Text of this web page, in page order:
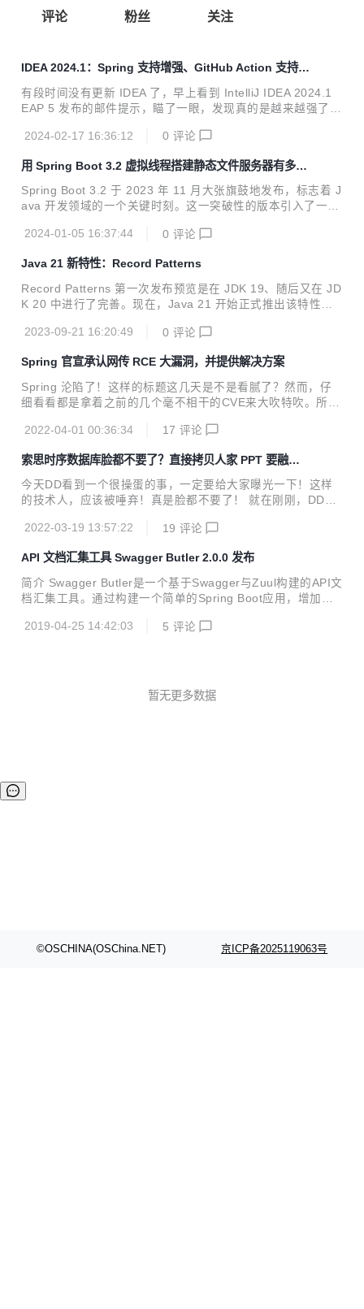
评论
粉丝 关注
IDEA 2024.1：Spring 支持增强、GitHub Action 支持增
强、更新 HTTP Client 等
有段时间没有更新 IDEA 了，早上看到 IntelliJ IDEA 2024.1
EAP 5 发布的邮件提示，瞄了一眼，发现真的是越来越强了，
DD 的小伙伴也有帮助，所以搞篇博客介绍和推荐一下。
2024-02-17 16:36:12 0 评论
用 Spring Boot 3.2 虚拟线程搭建静态文件服务器有多
快？
Spring Boot 3.2 于 2023 年 11 月大张旗鼓地发布，标志着 J
ava 开发领域的一个关键时刻。这一突破性的版本引入了一系
2024-01-05 16:37:44
0 评论
Java 21 新特性：Record Patterns
Record Patterns 第一次发布预览是在 JDK 19、随后又在 JD
K 20 中进行了完善。现在，Java 21 开始正式推出该特性优
2023-09-21 16:20:49
0 评论
Spring 官宣承认网传 RCE 大漏洞，并提供解决方案
Spring 沦陷了！这样的标题这几天是不是看腻了？然而，仔
细看看都是拿着之前的几个毫不相干的CVE来大吹特吹。所
聊这些让人迷惑的营销文、以及提醒大家不要去下载一些利用
关注状态，因为确实可能存在，只是没有官宣。 就在不久前
（3月31日晚），Spring 社区发布了一篇名为《Spring Fram
ework RCE, Early Announcement》的文章，官宣了最近网
近很多文章说提到的3月28、29日公布的CVE，如...
2022-04-01 00:36:34 17 评论
索思时序数据库脸都不要了？直接拷贝人家 PPT 要融
资？
今天DD看到一个很操蛋的事，一定要给大家曝光一下！这样
的技术人，应该被唾弃！真是脸都不要了！ 就在刚刚，DD看
拷贝过去要融资 最可笑的是，居然连标题、文字、图标都没有
啊。 这样的吐槽也是表露了当前国内技术圈的现状。因为这样
类似的消息并不是第一次了。 一会儿云服务商不准守开源协议
提供商业服务，一会儿又是一些企业、大学教授拿着开源成果
去申请专利、著作权，各种骚操作真是让潜心做产品的技术人
寒透了心！ 另外，DD发现这个直接fork人家的PPT来要融资
2022-03-19 13:57:22 19 评论
API 文档汇集工具 Swagger Butler 2.0.0 发布
简介 Swagger Butler是一个基于Swagger与Zuul构建的API文
档汇集工具。通过构建一个简单的Spring Boot应用，增加一
总到一起，方便查看与测试。 2.0.0更新内容 兼容Spring Boo
2019-04-25 14:42:03 5 评论
暂无更多数据
©OSCHINA(OSChina.NET) 京ICP备2025119063号